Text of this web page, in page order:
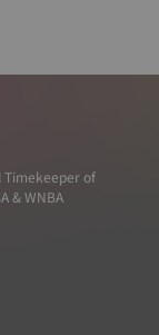
Timekeeper of
& WNBA